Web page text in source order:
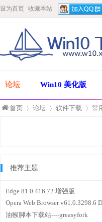
设为首页 收藏本站
论坛 Win10 美化版
首页 论坛 软件下载 常
推荐主题
Edge 81.0.416.72 增强版
Opera Web Browser v61.0.3298.6
油猴脚本下载站----greasyfork